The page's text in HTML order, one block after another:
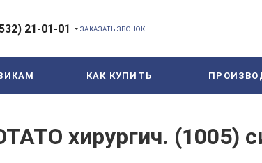
21-01-01 ЗАКАЗАТЬ ЗВОНОК
КАК КУПИТЬ
хирургич. (1005)